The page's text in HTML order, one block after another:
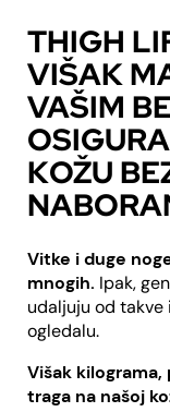
THIGH
VIŠAK
VAŠIM
KOŽU
Vitke i duge
mnogih. Ipak,
udaljuju od
ogledalu.
Višak kilograma,
traga na našoj